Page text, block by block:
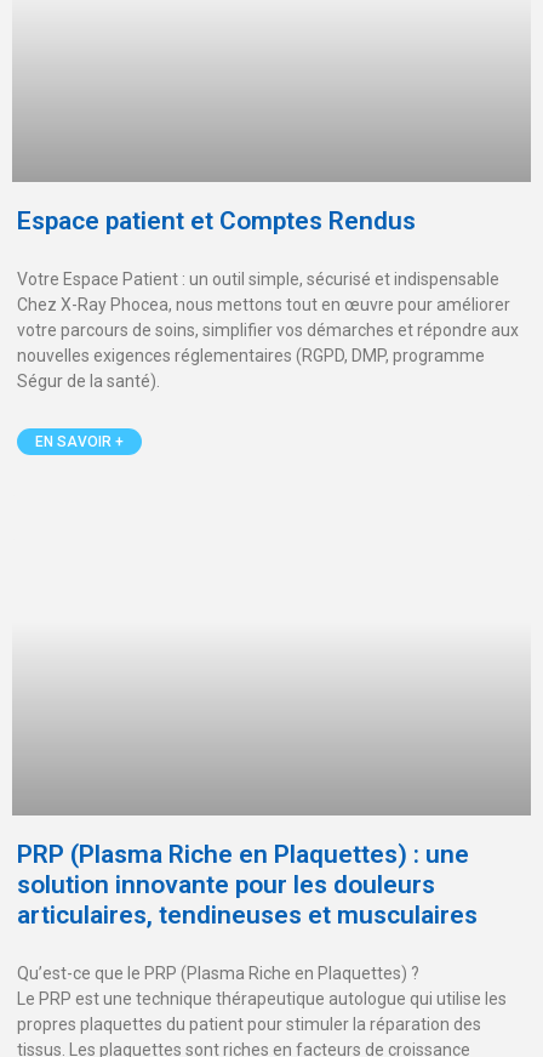
Espace patient et Comptes Rendus
Votre Espace Patient : un outil simple, sécurisé et indispensable
Chez X-Ray Phocea, nous mettons tout en œuvre pour améliorer
votre parcours de soins, simplifier vos démarches et répondre aux
nouvelles exigences réglementaires (RGPD, DMP, programme
Ségur de la santé).
EN SAVOIR +
PRP (Plasma Riche en Plaquettes) : une
solution innovante pour les douleurs
articulaires, tendineuses et musculaires
Qu’est-ce que le PRP (Plasma Riche en Plaquettes) ?
Le PRP est une technique thérapeutique autologue qui utilise les
propres plaquettes du patient pour stimuler la réparation des
tissus. Les plaquettes sont riches en facteurs de croissance